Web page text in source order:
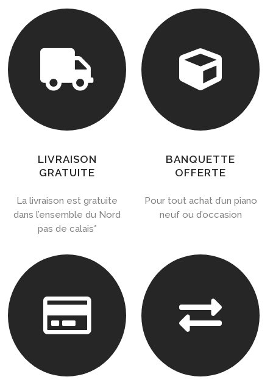

LIVRAISON
GRATUITE
La livraison est gratuite
dans l’ensemble du Nord
pas de calais*

BANQUETTE
OFFERTE
Pour tout achat d’un piano
neuf ou d’occasion
 